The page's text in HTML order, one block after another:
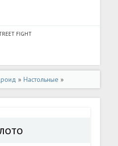
FIGHT
»Настольные »
золото (Мод все открыто) на